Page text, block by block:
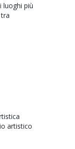
luoghi più
artistico